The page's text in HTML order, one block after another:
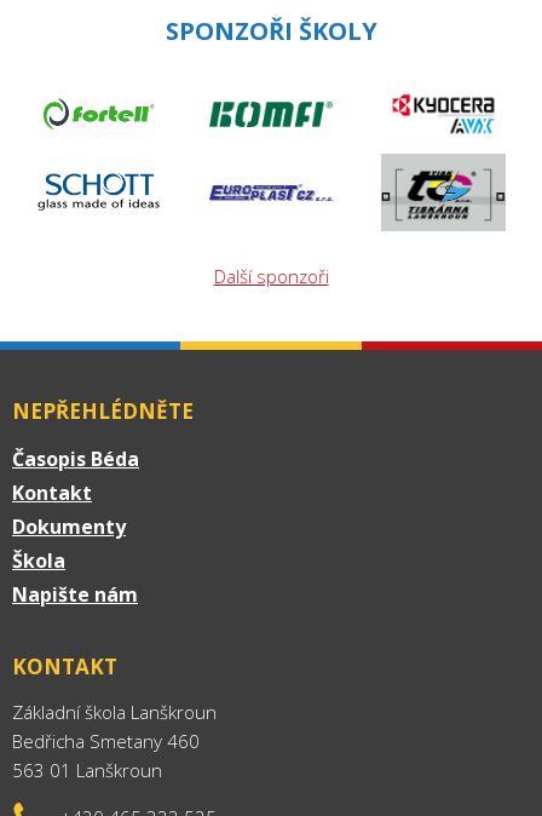
SPONZOŘI ŠKOLY
Další sponzoři
NEPŘEHLÉDNĚTE
Časopis Béda
Kontakt
Dokumenty
Škola
Napište nám
KONTAKT
Základní škola Lanškroun
Bedřicha Smetany 460
563 01 Lanškroun